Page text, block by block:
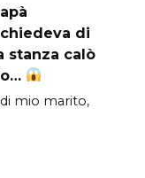
di
stanza calò
mio marito,